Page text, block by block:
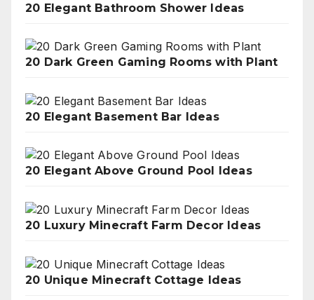
20 Elegant Bathroom Shower Ideas
20 Dark Green Gaming Rooms with Plant
20 Elegant Basement Bar Ideas
20 Elegant Above Ground Pool Ideas
20 Luxury Minecraft Farm Decor Ideas
20 Unique Minecraft Cottage Ideas